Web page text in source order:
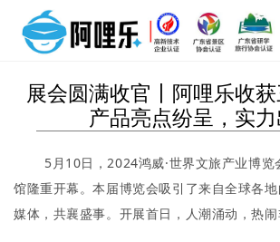
展会圆满收官丨阿哩乐收获
产品亮点纷呈，实力
5月10日，2024鸿威·世界文旅产业博览
馆隆重开幕。本届博览会吸引了来自全球各
媒体，共襄盛事。开展首日，人潮涌动，热闹